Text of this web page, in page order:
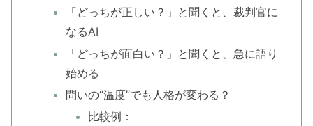
「どっちが正しい？」と聞くと、裁判官に
なるAI
「どっちが面白い？」と聞くと、急に語り
始める
問いの“温度”でも人格が変わる？
比較例：